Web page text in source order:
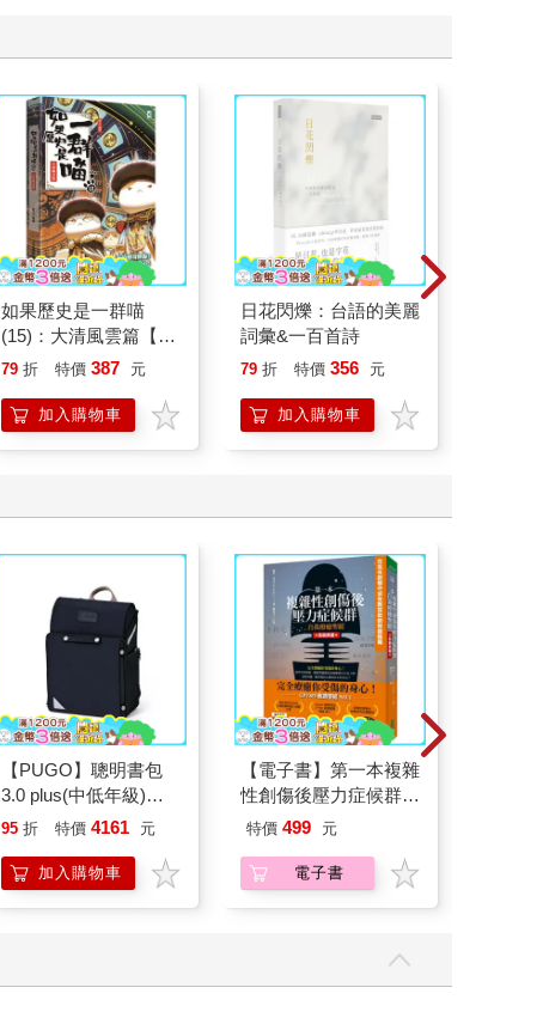
如果歷史是一群喵
(15)：大清風雲篇【萌
貓漫畫學歷史】
79 折 特價 387 元
加入購物車
日花閃爍：台語的美麗
詞彙&一百首詩
79 折 特價 356 元
加入購物車
【PUGO】聰明書包
3.0 plus(中低年級)酷
黑 全新進化玩美上市
95 折 特價 4161 元
加入購物車
【電子書】第一本複雜
性創傷後壓力症候群自
我療癒聖經（長銷典
特價 499 元
電子書